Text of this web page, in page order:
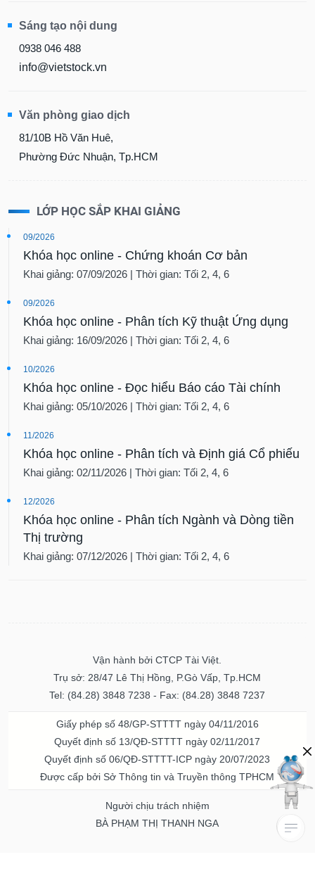
Sáng tạo nội dung
0938 046 488
info@vietstock.vn
Văn phòng giao dịch
81/10B Hồ Văn Huê,
Phường Đức Nhuận, Tp.HCM
LỚP HỌC SẮP KHAI GIẢNG
09/2026
Khóa học online - Chứng khoán Cơ bản
Khai giảng: 07/09/2026 | Thời gian: Tối 2, 4, 6
09/2026
Khóa học online - Phân tích Kỹ thuật Ứng dụng
Khai giảng: 16/09/2026 | Thời gian: Tối 2, 4, 6
10/2026
Khóa học online - Đọc hiểu Báo cáo Tài chính
Khai giảng: 05/10/2026 | Thời gian: Tối 2, 4, 6
11/2026
Khóa học online - Phân tích và Định giá Cổ phiếu
Khai giảng: 02/11/2026 | Thời gian: Tối 2, 4, 6
12/2026
Khóa học online - Phân tích Ngành và Dòng tiền
Thị trường
Khai giảng: 07/12/2026 | Thời gian: Tối 2, 4, 6
Vận hành bởi CTCP Tài Việt.
Trụ sở: 28/47 Lê Thị Hồng, P.Gò Vấp, Tp.HCM
Tel: (84.28) 3848 7238 - Fax: (84.28) 3848 7237
Giấy phép số 48/GP-STTTT ngày 04/11/2016
Quyết định số 13/QĐ-STTTT ngày 02/11/2017
Quyết định số 06/QĐ-STTTT-ICP ngày 20/07/2023
Được cấp bởi Sở Thông tin và Truyền thông TPHCM
Người chịu trách nhiệm
BÀ PHẠM THỊ THANH NGA